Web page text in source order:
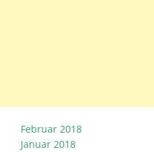
Februar 2018
Januar 2018